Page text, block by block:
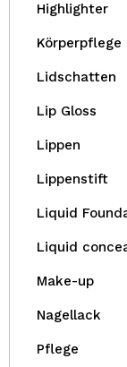
Highlighter
Körperpflege
Lidschatten
Lip Gloss
Lippen
Lippenstift
Liquid
Liquid
Make-up
Nagellack
Pflege